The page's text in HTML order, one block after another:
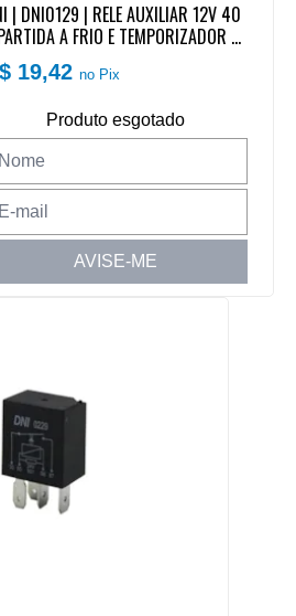
| DNI0129 | RELE AUXILIAR 12V 40
A FRIO E TEMPORIZADOR A
VW (4 TERMINAIS) (
SUPORTE)
19,42no Pix
Produto esgotado
AVISE-ME